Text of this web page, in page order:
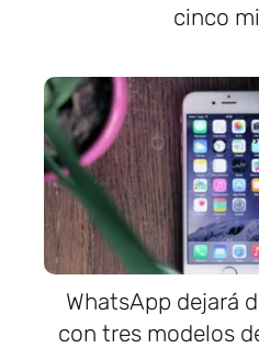
cinco
WhatsApp dejará
con tres modelos